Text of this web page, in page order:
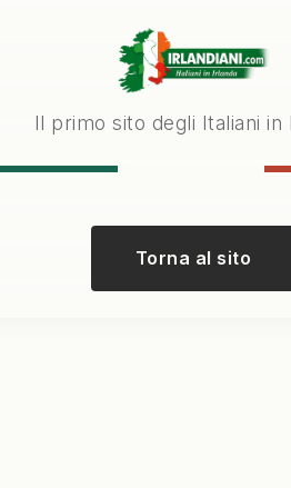
Il primo sito degli Italiani in
Torna al sito